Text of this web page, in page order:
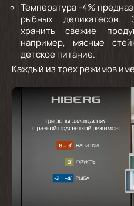
Температура -4%
рыбных деликатесов.
хранить свежие
например, мясные
детское питание.
Каждый из трех режимов